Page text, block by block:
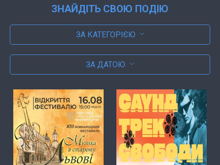
ЗНАЙДІТЬ СВОЮ ПОДІЮ
ЗА КАТЕГОРІЄЮ
ЗА ДАТОЮ